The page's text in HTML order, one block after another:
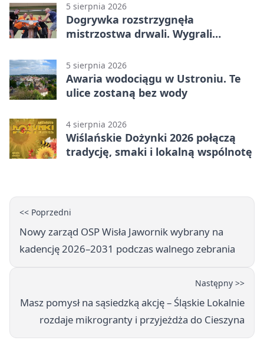
5 sierpnia 2026
Dogrywka rozstrzygnęła
mistrzostwa drwali. Wygrali
5 sierpnia 2026
Awaria wodociągu w Ustroniu. Te
ulice zostaną bez wody
4 sierpnia 2026
Wiślańskie Dożynki 2026 połączą
tradycję, smaki i lokalną wspólnotę
<< Poprzedni
Nowy zarząd OSP Wisła Jawornik wybrany na
kadencję 2026–2031 podczas walnego zebrania
Następny >>
Masz pomysł na sąsiedzką akcję – Śląskie Lokalnie
rozdaje mikrogranty i przyjeżdża do Cieszyna